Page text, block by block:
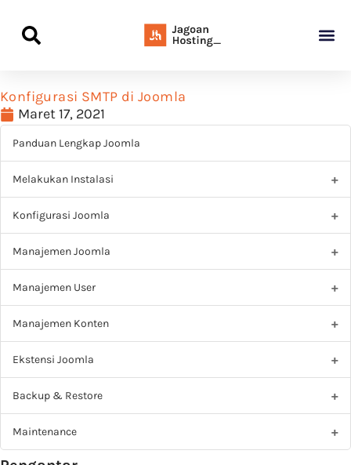
Konfigurasi SMTP di Joomla
Maret 17, 2021
Panduan Lengkap Joomla
Melakukan Instalasi
Konfigurasi Joomla
Manajemen Joomla
Manajemen User
Manajemen Konten
Ekstensi Joomla
Backup & Restore
Maintenance